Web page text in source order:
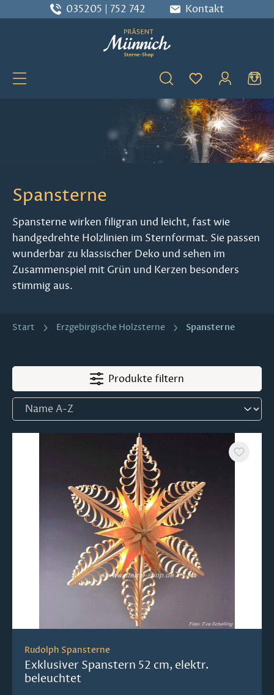
Zum Hauptinhalt springen
035205 | 752 742 Kontakt
Du hast 0
Spansterne
Spansterne wirken filigran und leicht, fast wie
handgedrehte Holzlinien im Sternformat. Sie passen
wunderbar zu klassischer Deko und sehen im
Zusammenspiel mit Grün und Kerzen besonders
stimmig aus.
Start Erzgebirgische Holzsterne Spansterne
Produkte filtern
Rudolph Spansterne
Exklusiver Spanstern 52 cm, elektr.
beleuchtet